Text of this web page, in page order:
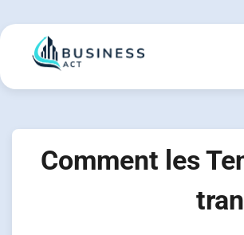
to
content
Comment les